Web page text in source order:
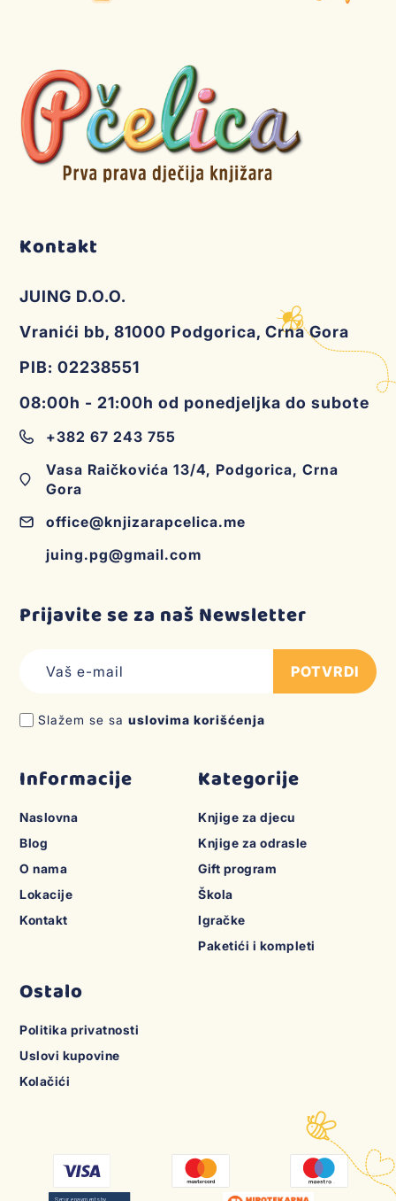
Kontakt
JUING D.O.O.
Vranići bb, 81000 Podgorica, Crna Gora
PIB: 02238551
08:00h - 21:00h od ponedjeljka do subote
+382 67 243 755
Vasa Raičkovića 13/4, Podgorica, Crna
Gora
office@knjizarapcelica.me
juing.pg@gmail.com
Prijavite se za naš Newsletter
POTVRDI
Slažem se sauslovima korišćenja
Informacije
Naslovna
Blog
O nama
Lokacije
Kontakt
Kategorije
Knjige za djecu
Knjige za odrasle
Gift program
Škola
Igračke
Paketići i kompleti
Ostalo
Politika privatnosti
Uslovi kupovine
Kolačići